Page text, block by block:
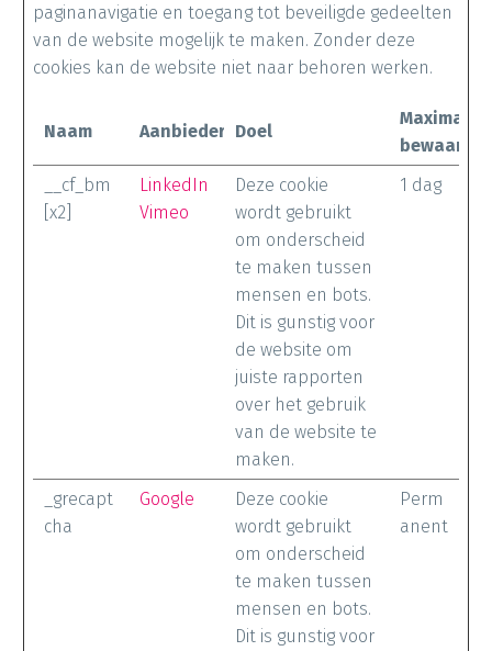
paginanavigatie en toegang tot beveiligde gedeelten
van de website mogelijk te maken. Zonder deze
cookies kan de website niet naar behoren werken.
Naam Aanbieder Doel
Maximale
__cf_bm
[x2]
LinkedIn
Vimeo
Deze cookie
wordt gebruikt
om onderscheid
te maken tussen
mensen en bots.
Dit is gunstig voor
de website om
juiste rapporten
over het gebruik
van de website te
maken.
1 dag
_grecapt
cha
Google
Deze cookie
wordt gebruikt
om onderscheid
te maken tussen
mensen en bots.
Dit is gunstig voor
Perm
anent